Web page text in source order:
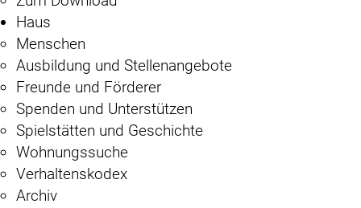
Haus
Menschen
Ausbildung und Stellenangebote
Freunde und Förderer
Spenden und Unterstützen
Spielstätten und Geschichte
Wohnungssuche
Verhaltenskodex
Archiv